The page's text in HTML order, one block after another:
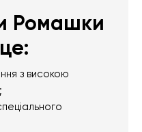
Ромашки
з високою